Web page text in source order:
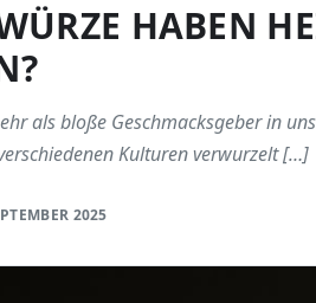
HABEN
als bloße Geschmacksgeber in
Kulturen verwurzelt […]
2025